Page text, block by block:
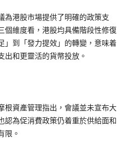
為港股市場提供了明確的政策支
個維度看，港股均具備階段性修復
」到「發力提效」的轉變，意味着
出和更靈活的貨幣投放。
根資產管理指出，會議並未宣布大
認為促消費政策仍着重於供給面和
限。